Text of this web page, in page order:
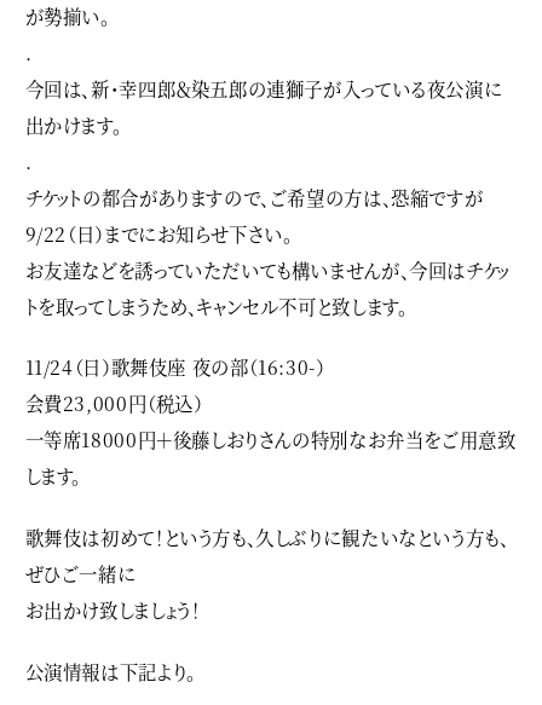
が勢揃い。
.
今回は、新・幸四郎＆染五郎の連獅子が入っている夜公演に
出かけます。
.
チケットの都合がありますので、ご希望の方は、恐縮ですが
9/22（日）までにお知らせ下さい。
お友達などを誘っていただいても構いませんが、今回はチケッ
トを取ってしまうため、キャンセル不可と致します。
11/24（日）歌舞伎座 夜の部（16:30-）
会費23,000円（税込）
一等席18000円＋後藤しおりさんの特別なお弁当をご用意致
します。
歌舞伎は初めて！という方も、久しぶりに観たいなという方も、
ぜひご一緒に
お出かけ致しましょう！
公演情報は下記より。